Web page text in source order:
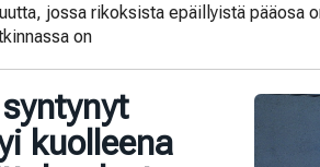
jossa rikoksista epäillyistä pääosa
on
kuolleena